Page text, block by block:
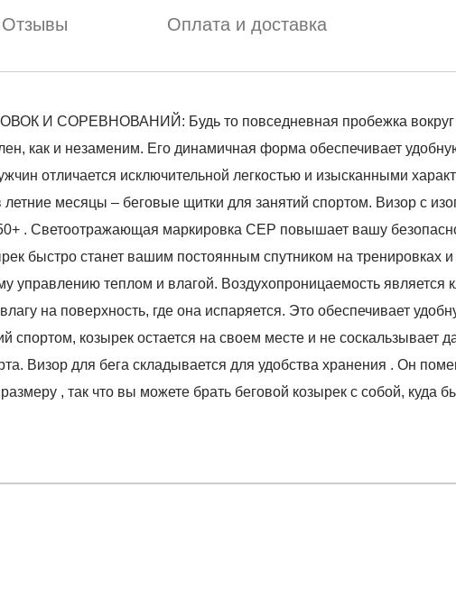
Отзывы Оплата и доставка
СОРЕВНОВАНИЙ: Будь то повседневная пробежка вокруг
как и незаменим. Его динамичная форма обеспечивает
отличается исключительной легкостью и изысканными
месяцы – беговые щитки для занятий спортом. Визор с
. Светоотражающая маркировка CEP повышает вашу
быстро станет вашим постоянным спутником на тренировках
управлению теплом и влагой. Воздухопроницаемость
на поверхность, где она испаряется. Это обеспечивает
спортом, козырек остается на своем месте и не соскальзывает
Визор для бега складывается для удобства хранения . Он
, так что вы можете брать беговой козырек с собой, куда